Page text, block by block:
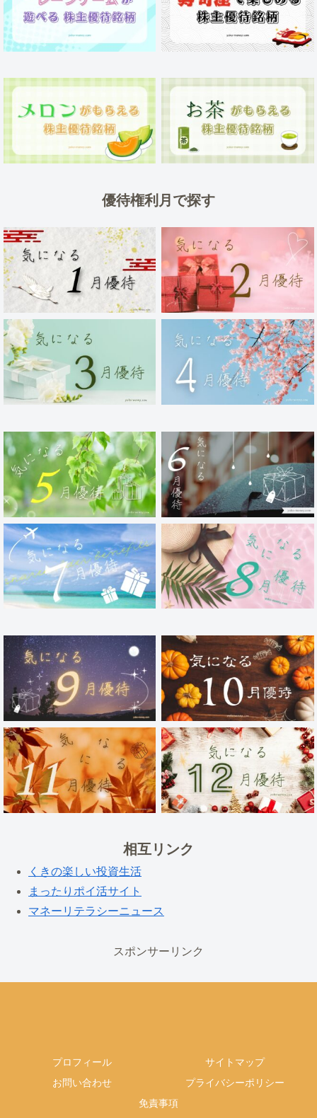
優待権利月で探す
相互リンク
くきの楽しい投資生活
まったりポイ活サイト
マネーリテラシーニュース
スポンサーリンク
プロフィール
サイトマップ
お問い合わせ
プライバシーポリシー
免責事項